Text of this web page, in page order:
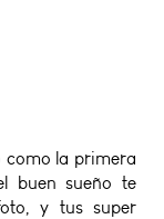
como la primera
buen sueño te
y tus super